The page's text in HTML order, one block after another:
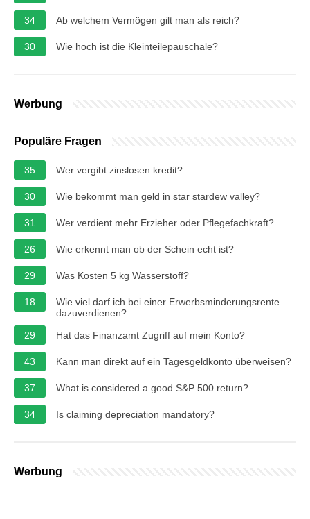
34 Ab welchem Vermögen gilt man als reich?
30 Wie hoch ist die Kleinteilepauschale?
Werbung
Populäre Fragen
35 Wer vergibt zinslosen kredit?
30 Wie bekommt man geld in star stardew valley?
31 Wer verdient mehr Erzieher oder Pflegefachkraft?
26 Wie erkennt man ob der Schein echt ist?
29 Was Kosten 5 kg Wasserstoff?
18
Wie viel darf ich bei einer Erwerbsminderungsrente
dazuverdienen?
29
Hat das Finanzamt Zugriff auf mein Konto?
43 Kann man direkt auf ein Tagesgeldkonto überweisen?
37 What is considered a good S&P 500 return?
34 Is claiming depreciation mandatory?
Werbung